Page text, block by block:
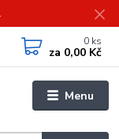
Menu
0 ks
za 0,00 Kč